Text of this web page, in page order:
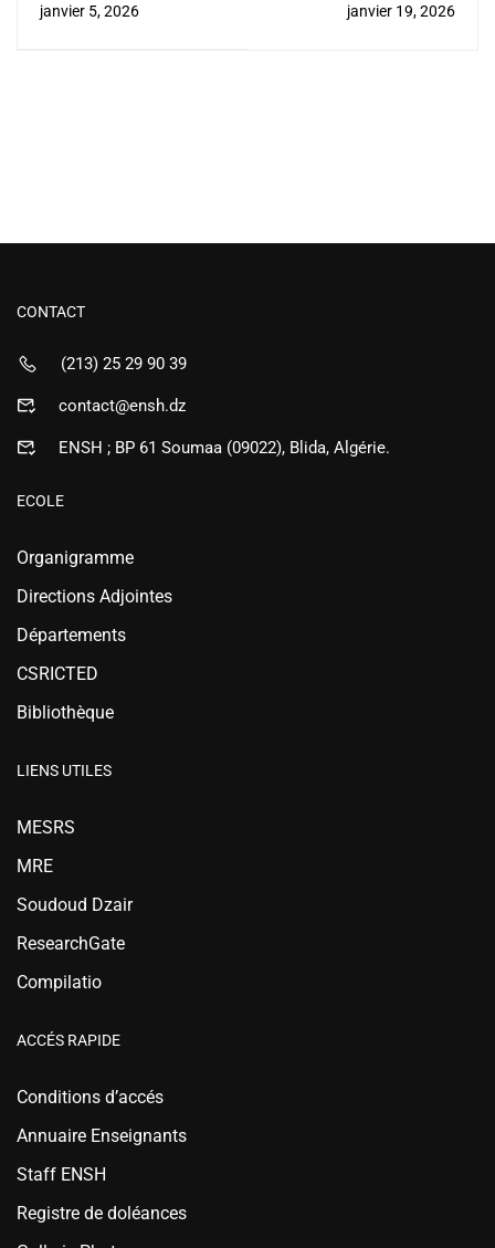
التكنولوجيات الحديثة
janvier 5, 2026
Mme. MAZIGHI Amina
janvier 19, 2026
CONTACT
(213) 25 29 90 39
contact@ensh.dz
ENSH ; BP 61 Soumaa (09022), Blida, Algérie.
ECOLE
Organigramme
Directions Adjointes
Départements
CSRICTED
Bibliothèque
LIENS UTILES
MESRS
MRE
Soudoud Dzair
ResearchGate
Compilatio
ACCÉS RAPIDE
Conditions d’accés
Annuaire Enseignants
Staff ENSH
Registre de doléances